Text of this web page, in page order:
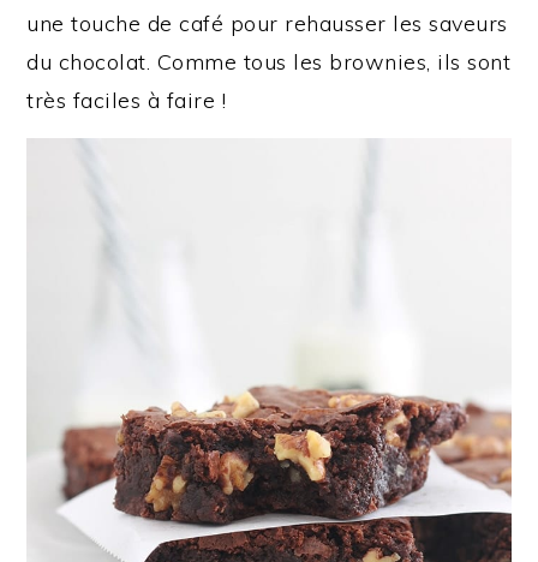
une touche de café pour rehausser les saveurs
du chocolat. Comme tous les brownies, ils sont
très faciles à faire !